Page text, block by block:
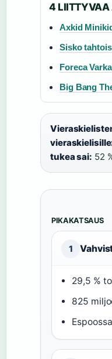
4 LIITTYVAA
Axkid
Sisko
Foreca
Big Bang
tukea sai: 52
PIKAKATSAUS
1
29,5 %
825